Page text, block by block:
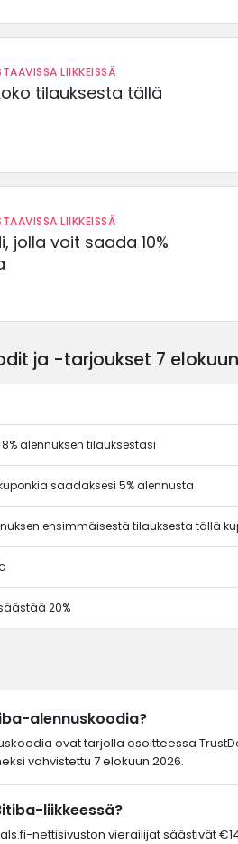
LIIKKEISSÄ
tilauksesta tällä
LIIKKEISSÄ
jolla voit saada 10%
ja -tarjoukset 7
alennuksen tilauksestasi
saadaksesi 5% alennusta
ensimmäisestä tilauksesta tällä
20%
alennuskoodia?
ovat tarjolla osoitteessa
vahvistettu 7 elokuun 2026.
liikkeessä?
nettisivuston vierailijat säästivät